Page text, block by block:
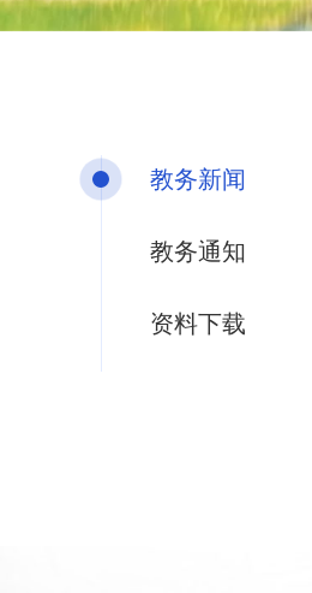
教务新闻
教务通知
资料下载